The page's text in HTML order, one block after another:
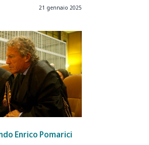
21 gennaio 2025
Enrico Pomarici